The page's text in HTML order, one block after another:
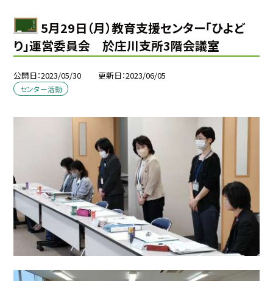
5月29日（月）教育支援センター「ひよど
り」運営委員会 於庄川支所3階会議室
公開日 2023/05/30 更新日 2023/06/05
センター活動